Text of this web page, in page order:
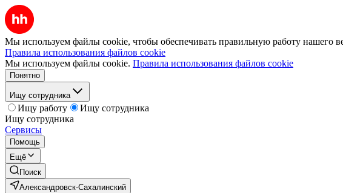
Мы используем файлы cookie, чтобы обеспечивать правильную работу нашего
Правила использования файлов cookie
Мы используем файлы cookie. Правила использования файлов cookie
Понятно
Ищу сотрудника
Ищу работу
Ищу сотрудника
Ищу сотрудника
Сервисы
Помощь
Ещё
Поиск
Александровск-Сахалинский